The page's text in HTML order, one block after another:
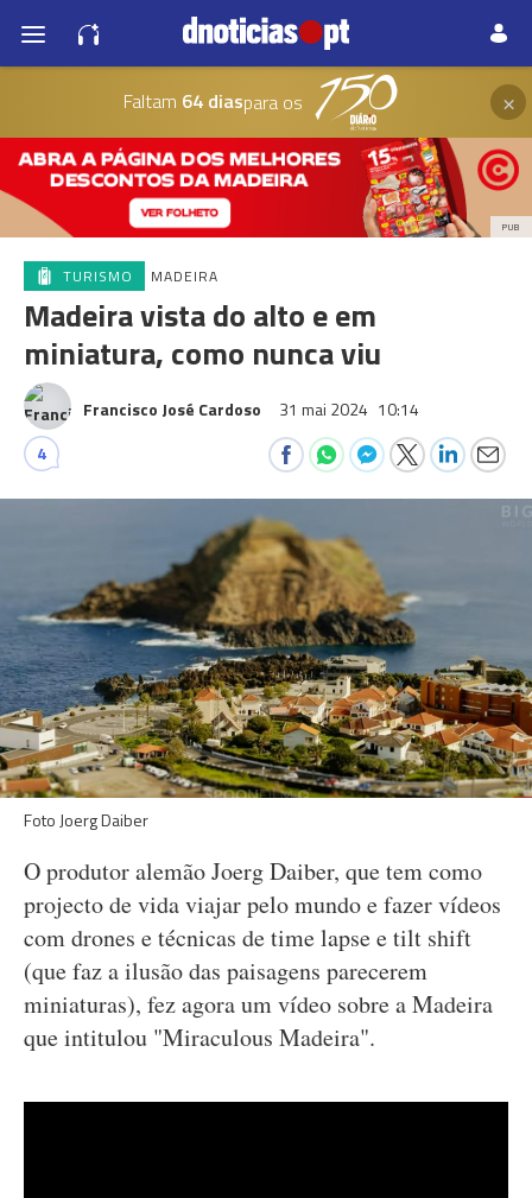
Faltam 64 diaspara os ×
PUB
TURISMO MADEIRA
Madeira vista do alto e em
miniatura, como nunca viu
Francisco José Cardoso 31 mai 2024 10:14
4
Foto Joerg Daiber
O produtor alemão Joerg Daiber, que tem como
projecto de vida viajar pelo mundo e fazer vídeos
com drones e técnicas de time lapse e tilt shift
(que faz a ilusão das paisagens parecerem
miniaturas), fez agora um vídeo sobre a Madeira
que intitulou "Miraculous Madeira".